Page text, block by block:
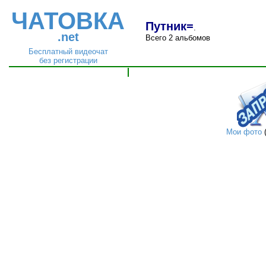
ЧАТОВКА
.net
Бесплатный видеочат
без регистрации
Путник=.
Всего 2 альбомов
Мои фото